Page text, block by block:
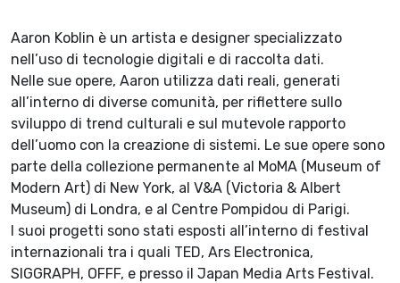
Aaron Koblin è un artista e designer specializzato
nell’uso di tecnologie digitali e di raccolta dati.
Nelle sue opere, Aaron utilizza dati reali, generati
all’interno di diverse comunità, per riflettere sullo
sviluppo di trend culturali e sul mutevole rapporto
dell’uomo con la creazione di sistemi. Le sue opere sono
parte della collezione permanente al MoMA (Museum of
Modern Art) di New York, al V&A (Victoria & Albert
Museum) di Londra, e al Centre Pompidou di Parigi.
I suoi progetti sono stati esposti all’interno di festival
internazionali tra i quali TED, Ars Electronica,
SIGGRAPH, OFFF, e presso il Japan Media Arts Festival.